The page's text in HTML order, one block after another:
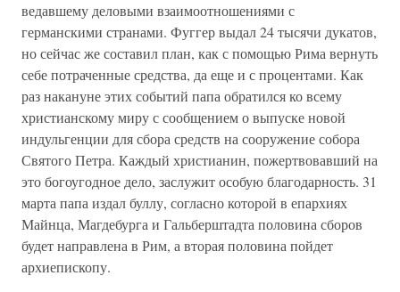
ведавшему деловыми взаимоотношениями с
германскими странами. Фуггер выдал 24 тысячи дукатов,
но сейчас же составил план, как с помощью Рима вернуть
себе потраченные средства, да еще и с процентами. Как
раз накануне этих событий папа обратился ко всему
христианскому миру с сообщением о выпуске новой
индульгенции для сбора средств на сооружение собора
Святого Петра. Каждый христианин, пожертвовавший на
это богоугодное дело, заслужит особую благодарность. 31
марта папа издал буллу, согласно которой в епархиях
Майнца, Магдебурга и Гальберштадта половина сборов
будет направлена в Рим, а вторая половина пойдет
архиепископу.